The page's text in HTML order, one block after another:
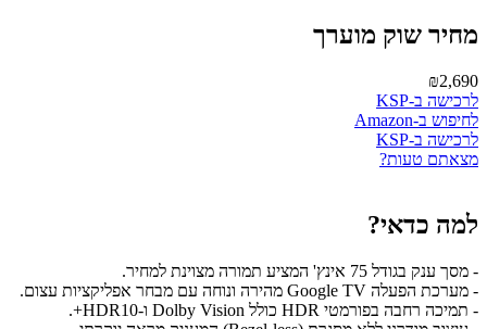
מחיר שוק מוערך
₪2,690
לרכישה ב-KSP
לחיפוש ב-Amazon
לרכישה ב-KSP
מצאתם טעות?
למה כדאי?
- מסך ענק בגודל 75 אינץ' המציע תמורה מצוינת למחיר.
- מערכת הפעלה Google TV מהירה ונוחה עם מבחר אפליקציות עצום.
- תמיכה רחבה בפורמטי HDR כולל Dolby Vision ו-HDR10+.